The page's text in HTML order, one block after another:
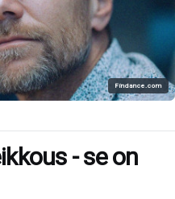
Findance.com
- se on